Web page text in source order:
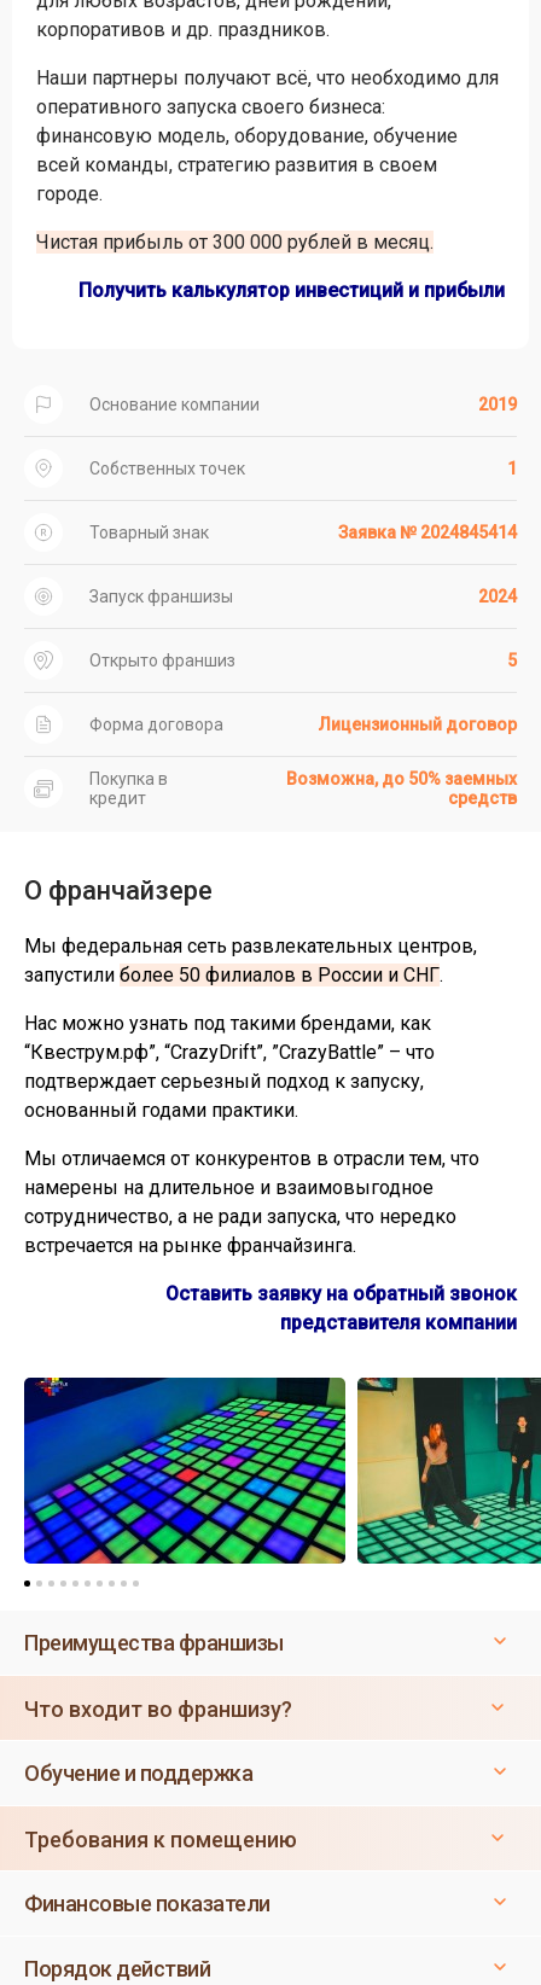
корпоративов и др. праздников.
Наши партнеры получают всё, что необходимо для
оперативного запуска своего бизнеса:
финансовую модель, оборудование, обучение
всей команды, стратегию развития в своем
городе.
Чистая прибыль от 300 000 рублей в месяц.
Получить калькулятор инвестиций и прибыли
Основание компании 2019
Собственных точек 1
Товарный знак Заявка № 2024845414
Запуск франшизы 2024
Открыто франшиз 5
Форма договора Лицензионный договор
Покупка в
кредит
Возможна, до 50% заемных
средств
О франчайзере
Мы федеральная сеть развлекательных центров,
запустили более 50 филиалов в России и СНГ.
Нас можно узнать под такими брендами, как
“Квеструм.рф”, “CrazyDrift”, ”CrazyBattle” – что
подтверждает серьезный подход к запуску,
основанный годами практики.
Мы отличаемся от конкурентов в отрасли тем, что
намерены на длительное и взаимовыгодное
сотрудничество, а не ради запуска, что нередко
встречается на рынке франчайзинга.
Оставить заявку на обратный звонок
представителя компании
Преимущества франшизы
Что входит во франшизу?
Обучение и поддержка
Требования к помещению
Финансовые показатели
Порядок действий